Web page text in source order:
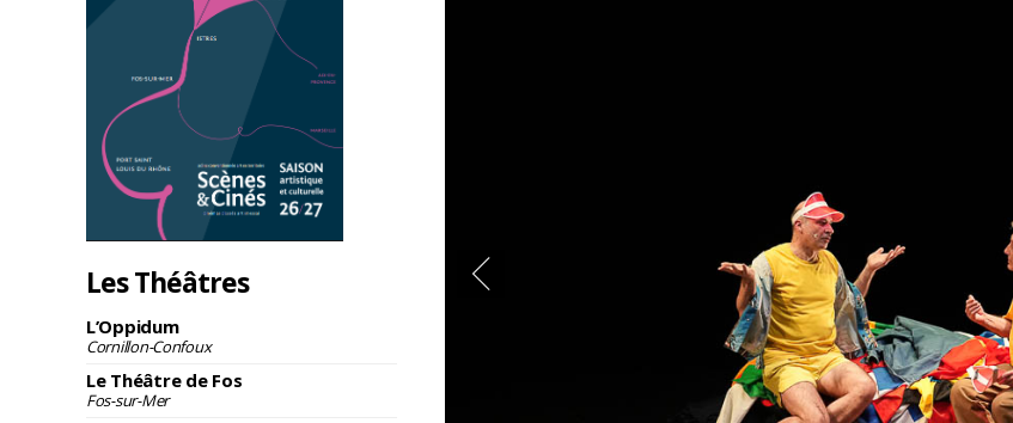
Les Théâtres
L’Oppidum
Cornillon-Confoux
Le Théâtre de Fos
Fos-sur-Mer